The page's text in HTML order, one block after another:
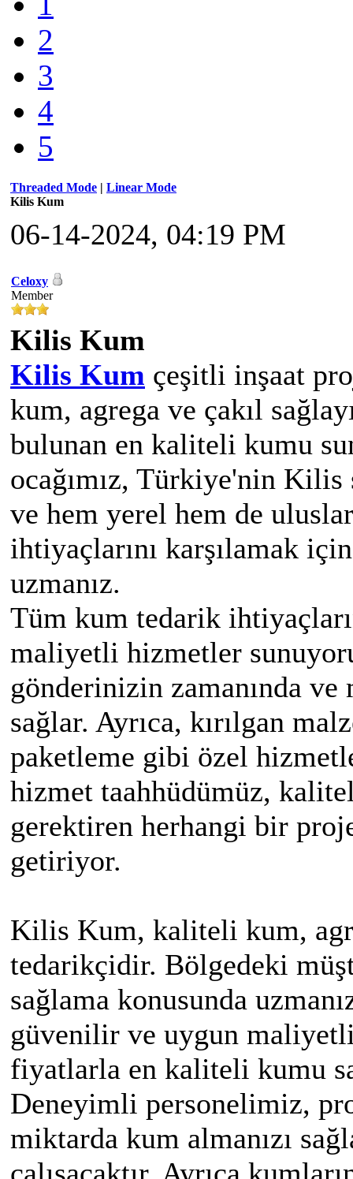
2
3
4
5
Threaded Mode | Linear Mode
Kilis Kum
06-14-2024, 04:19 PM
Celoxy
Member
Kilis Kum
Kilis Kum çeşitli inşaat
kum, agrega ve çakıl
bulunan en kaliteli kumu
ocağımız, Türkiye'nin Kilis
ve hem yerel hem de
ihtiyaçlarını karşılamak
uzmanız.
Tüm kum tedarik
maliyetli hizmetler
gönderinizin zamanında ve
sağlar. Ayrıca, kırılgan
paketleme gibi özel
hizmet taahhüdümüz,
gerektiren herhangi bir
getiriyor.
Kilis Kum, kaliteli kum,
tedarikçidir. Bölgedeki
sağlama konusunda
güvenilir ve uygun
fiyatlarla en kaliteli kumu
Deneyimli personelimiz,
miktarda kum almanızı